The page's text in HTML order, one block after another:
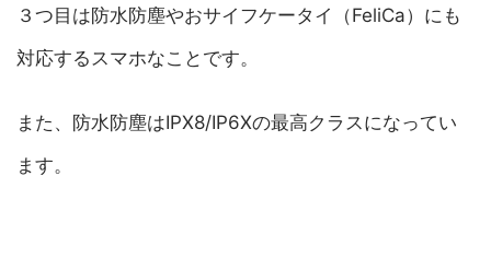
３つ目は防水防塵やおサイフケータイ（FeliCa）にも
対応するスマホなことです。
また、防水防塵はIPX8/IP6Xの最高クラスになってい
ます。